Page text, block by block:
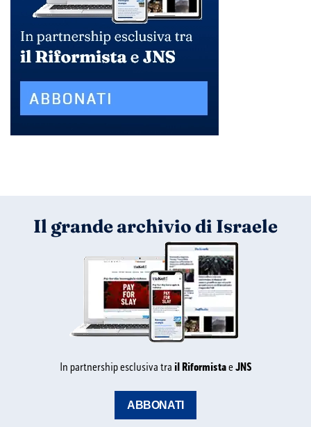
Il grande archivio di Israele
In partnership esclusiva tra il RiformistaeJNS
ABBONATI